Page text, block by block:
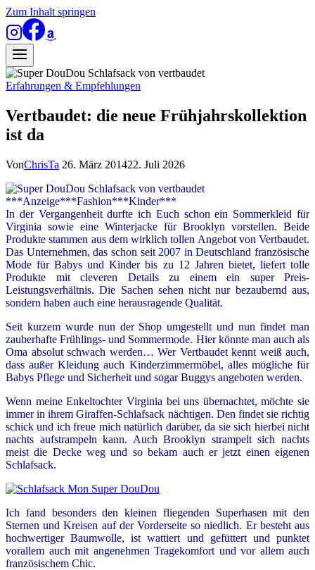
Zum Inhalt springen
Erfahrungen & Empfehlungen
Vertbaudet: die neue Frühjahrskollektion
ist da
VonChrisTa 26. März 201422. Juli 2026
***Anzeige***Fashion***Kinder***
In der Vergangenheit durfte ich Euch schon ein Sommerkleid für
Virginia sowie eine Winterjacke für Brooklyn vorstellen. Beide
Produkte stammen aus dem wirklich tollen Angebot von Vertbaudet.
Das Unternehmen, das schon seit 2007 in Deutschland französische
Mode für Babys und Kinderbis zu 12 Jahren bietet, liefert tolle
Produkte mit cleveren Details zu einem ein super Preis-
Leistungsverhältnis. Die Sachen sehen nicht nur bezaubernd aus,
sondern haben auch eine herausragende Qualität.
Seit kurzem wurde nun der Shop umgestellt und nun findet man
zauberhafte Frühlings- und Sommermode. Hier könnte man auch als
Oma absolut schwach werden… Wer Vertbaudet kennt weiß auch,
dass außer Kleidung auch Kinderzimmermöbel, alles mögliche für
Babys Pflege und Sicherheit und sogar Buggys angeboten werden.
Wenn meine Enkeltochter Virginia bei uns übernachtet, möchte sie
immer in ihrem Giraffen-Schlafsack nächtigen. Den findet sie richtig
schick und ich freue mich natürlich darüber, da sie sich hierbei nicht
nachts aufstrampeln kann. Auch Brooklyn strampelt sich nachts
meist die Decke weg und so bekam auch er jetzt einen eigenen
Schlafsack.
Ich fand besonders den kleinen fliegenden Superhasen mit den
Sternen und Kreisen auf der Vorderseite so niedlich. Er besteht aus
hochwertiger Baumwolle, ist wattiert und gefüttert und punktet
vorallem auch mit angenehmen Tragekomfort und vor allem auch
französischem Chic.